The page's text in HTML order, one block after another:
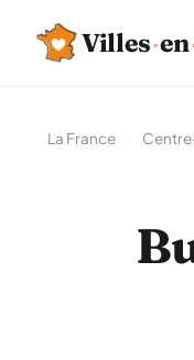
Villes·en
La France